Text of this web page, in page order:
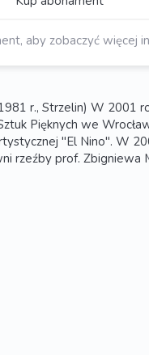
aby zobaczyć więcej
r., Strzelin) W 2001
Pięknych we
"El Nino". W
rzeźby prof. Zbigniewa